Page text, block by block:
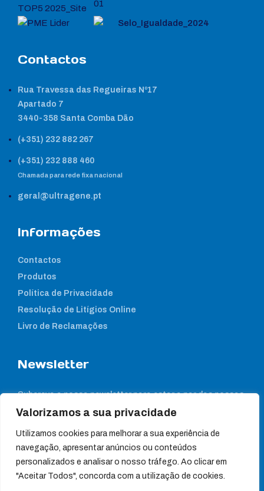
Valorizamos a sua privacidade
Utilizamos cookies para melhorar a sua experiência de
navegação, apresentar anúncios ou conteúdos
personalizados e analisar o nosso tráfego. Ao clicar em
"Aceitar Todos", concorda com a utilização de cookies.
Contactos
Rua Travessa das Regueiras Nº17
Apartado 7
3440-358 Santa Comba Dão
(+351) 232 882 267
(+351) 232 888 460
Chamada para rede fixa nacional
geral@ultragene.pt
Informações
Contactos
Produtos
Política de Privacidade
Resolução de Litígios Online
Livro de Reclamações
Newsletter
Subcreva a nossa newsletter para estar a par das nossas
notícias